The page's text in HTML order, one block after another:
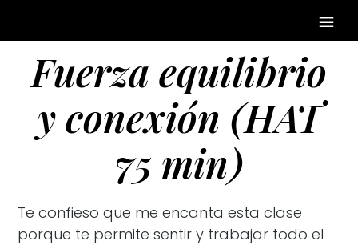
Fuerza equilibrio
y conexión (HAT
75 min)
Te confieso que me encanta esta clase
porque te permite sentir y trabajar todo el